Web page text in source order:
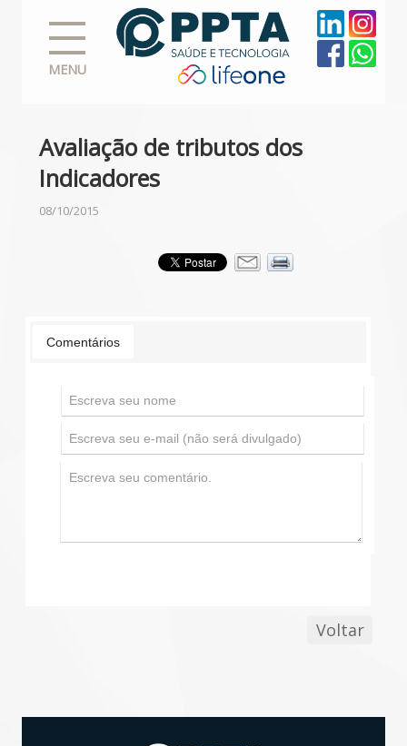
MENU
Avaliação de tributos dos
Indicadores
08/10/2015
Comentários
Voltar